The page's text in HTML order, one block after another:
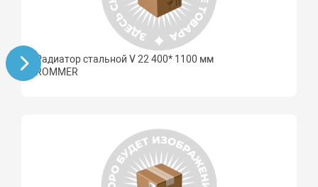
Радиатор стальной V 22 400* 1100 мм
ROMMER